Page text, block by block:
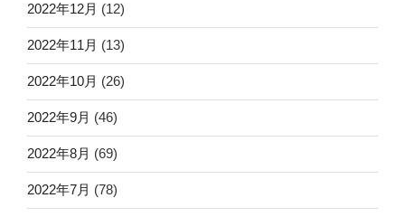
2022年12月 (12)
2022年11月 (13)
2022年10月 (26)
2022年9月 (46)
2022年8月 (69)
2022年7月 (78)